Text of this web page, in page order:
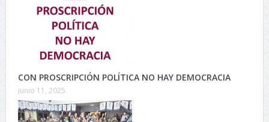
CON PROSCRIPCIÓN POLÍTICA NO HAY DEMOCRACIA
junio 11, 2025